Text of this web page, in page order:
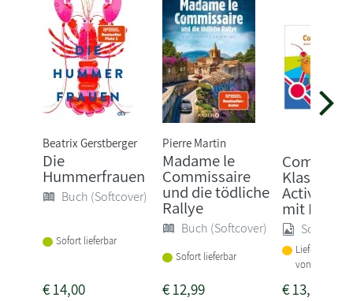
Beatrix Gerstberger
Die
Hummerfrauen
Buch (Softcover)
Sofort lieferbar
€14,00
Pierre Martin
Madame le
Commissaire
und die tödliche
Rallye
Buch (Softcover)
Sofort lieferbar
€12,99
Come in
Klasse 3.
Activity
mit M...
Sonstige
Lieferbar
von 1-2
€13,95